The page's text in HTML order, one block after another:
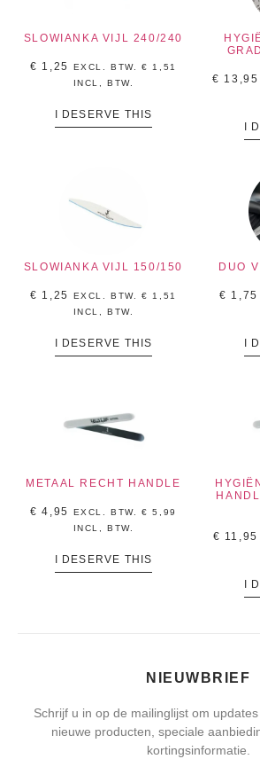
SLOWIANKA VIJL 240/240
€ 1,25 EXCL. BTW.€ 1,51
INCL, BTW.
I DESERVE THIS
€ 13,95
I
SLOWIANKA VIJL 150/150
€ 1,25 EXCL. BTW.€ 1,51
INCL, BTW.
I DESERVE THIS
DUO
€ 1,75
I
METAAL RECHT HANDLE
€ 4,95 EXCL. BTW.€ 5,99
INCL, BTW.
I DESERVE THIS
€ 11,95
I
NIEUWBRIEF
Schrijf u in op de mailinglijst om
nieuwe producten, speciale
kortingsinformatie.